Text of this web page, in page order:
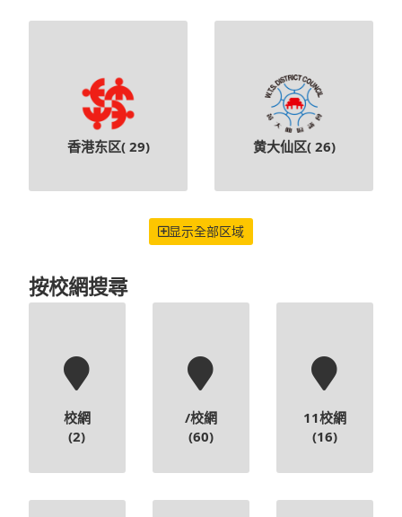
香港东区( 29) 黄大仙区( 26)
显示全部区域
按校網搜尋
校網
(2)
/校網
(60)
11校網
(16)